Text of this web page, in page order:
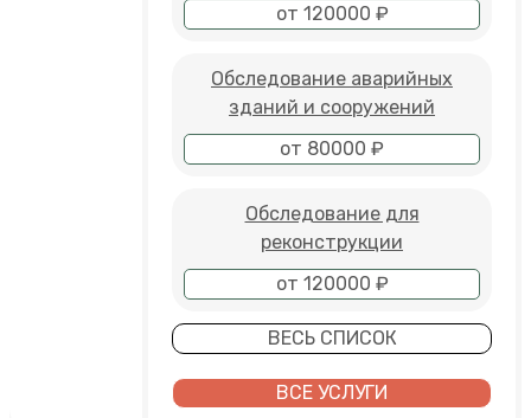
от 120000 ₽
Обследование аварийных
зданий и сооружений
от 80000 ₽
Обследование для
реконструкции
от 120000 ₽
ВЕСЬ СПИСОК
ВСЕ УСЛУГИ